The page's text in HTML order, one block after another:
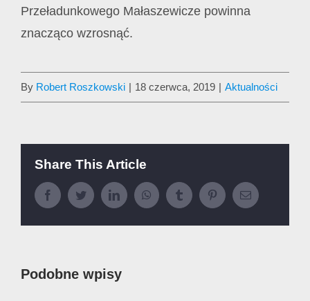
Przeładunkowego Małaszewicze powinna
znacząco wzrosnąć.
By Robert Roszkowski | 18 czerwca, 2019 | Aktualności
Share This Article
FacebookTwitterLinkedInWhatsAppTumblr PinterestEmail
Podobne wpisy